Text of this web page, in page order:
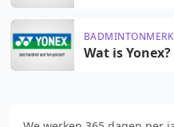
Wat is Yonex?